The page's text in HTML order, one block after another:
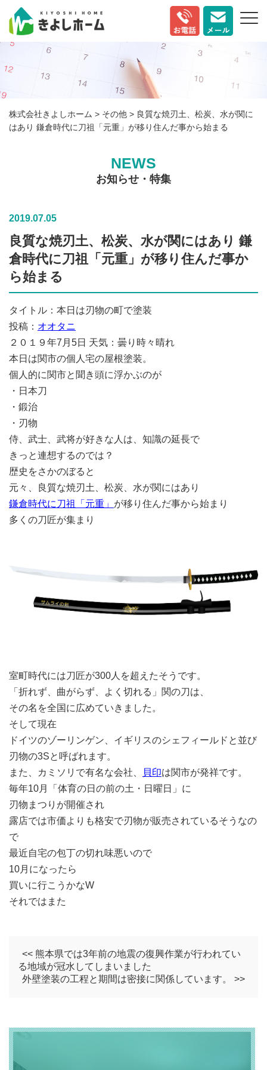
株式会社きよしホーム > その他 > 良質な焼刃土、松炭、水が関に
はあり 鎌倉時代に刀祖「元重」が移り住んだ事から始まる
NEWS
お知らせ・特集
2019.07.05
良質な焼刃土、松炭、水が関にはあり 鎌
倉時代に刀祖「元重」が移り住んだ事か
ら始まる
タイトル：本日は刃物の町で塗装
投稿： オオタニ
２０１９年7月5日 天気：曇り時々晴れ
本日は関市の個人宅の屋根塗装。
個人的に関市と聞き頭に浮かぶのが
・日本刀
・鍛治
・刃物
侍、武士、武将が好きな人は、知識の延長で
きっと連想するのでは？
歴史をさかのぼると
元々、良質な焼刃土、松炭、水が関にはあり
鎌倉時代に刀祖「元重」 が移り住んだ事から始まり
多くの刀匠が集まり
室町時代には刀匠が300人を超えたそうです。
「折れず、曲がらず、よく切れる」関の刀は、
その名を全国に広めていきました。
そして現在
ドイツのゾーリンゲン、イギリスのシェフィールドと並び
刃物の3Sと呼ばれます。
また、カミソリで有名な会社、
貝印は関市が発祥です。
毎年10月「体育の日の前の土・日曜日」に
刃物まつりが開催され
露店では市価よりも格安で刃物が販売されているそうなの
で
最近自宅の包丁の切れ味悪いので
10月になったら
買いに行こうかなW
それではまた
<< 熊本県では3年前の地震の復興作業が行われてい
る地域が冠水してしまいました
外壁塗装の工程と期間は密接に関係しています。 >>